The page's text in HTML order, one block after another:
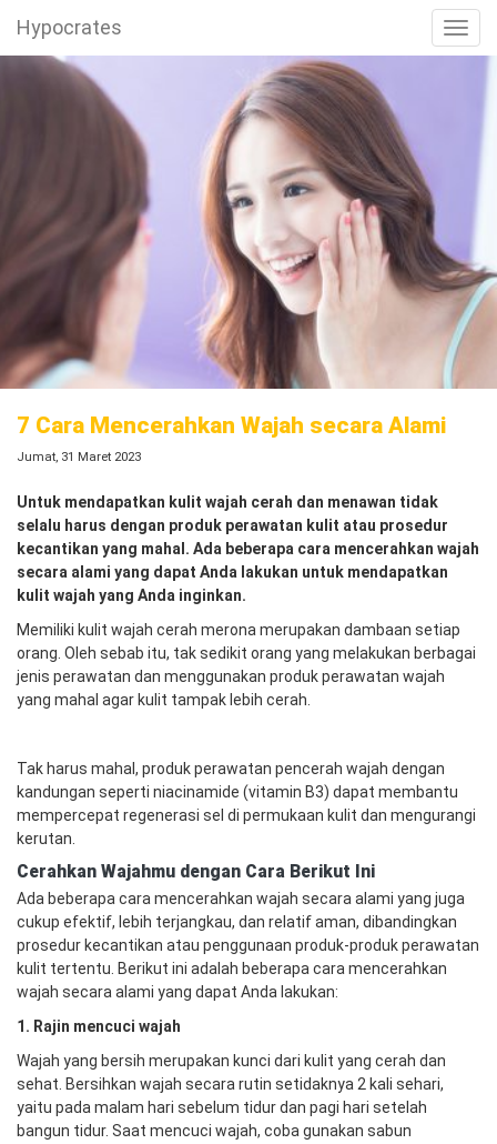
Hypocrates
7 Cara Mencerahkan Wajah secara Alami
Jumat, 31 Maret 2023
Untuk mendapatkan kulit wajah cerah dan menawan tidak
selalu harus dengan produk perawatan kulit atau prosedur
kecantikan yang mahal. Ada beberapa cara mencerahkan wajah
secara alami yang dapat Anda lakukan untuk mendapatkan
kulit wajah yang Anda inginkan.
Memiliki kulit wajah cerah merona merupakan dambaan setiap
orang. Oleh sebab itu, tak sedikit orang yang melakukan berbagai
jenis perawatan dan menggunakan produk perawatan wajah
yang mahal agar kulit tampak lebih cerah.
Tak harus mahal, produk perawatan pencerah wajah dengan
kandungan seperti niacinamide (vitamin B3) dapat membantu
mempercepat regenerasi sel di permukaan kulit dan mengurangi
kerutan.
Cerahkan Wajahmu dengan Cara Berikut Ini
Ada beberapa cara mencerahkan wajah secara alami yang juga
cukup efektif, lebih terjangkau, dan relatif aman, dibandingkan
prosedur kecantikan atau penggunaan produk-produk perawatan
kulit tertentu. Berikut ini adalah beberapa cara mencerahkan
wajah secara alami yang dapat Anda lakukan:
1. Rajin mencuci wajah
Wajah yang bersih merupakan kunci dari kulit yang cerah dan
sehat. Bersihkan wajah secara rutin setidaknya 2 kali sehari,
yaitu pada malam hari sebelum tidur dan pagi hari setelah
bangun tidur. Saat mencuci wajah, coba gunakan sabun